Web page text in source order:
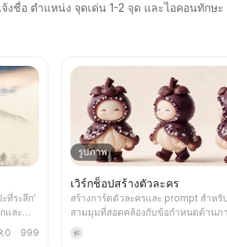
งชื่อ ตำแหน่ง จุดเด่น 1-2 จุด และไอคอนทัก
ที่ระลึก'
และ
แก้ไข
งและ
0 999
รูปภาพ
เวิร์กช็อปสร้างตัวละคร
สร้างการ์ดตัวละครและ prompt สำหรั
สามมุมที่สอดคล้องกับข้อกำหนดด้านภ
ของโปรเจกต์ 'โลกจุลภาคของผลไม้' พร้
สร้างภาพและตรวจสอบตามรายการตร
鲜